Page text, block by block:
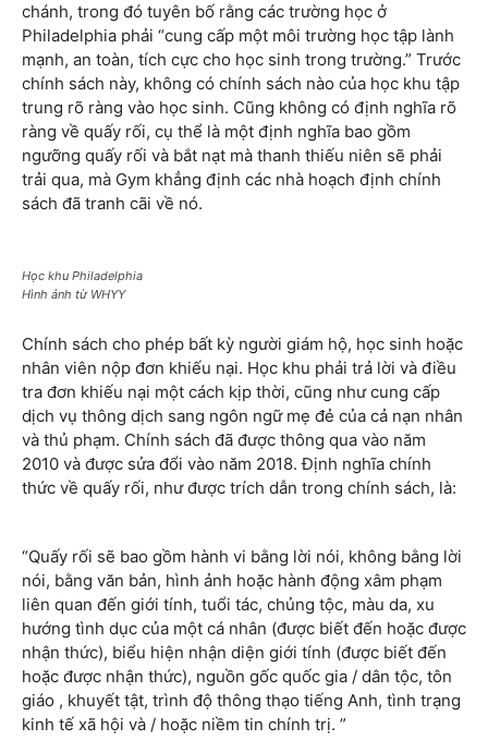
chánh, trong đó tuyên bố rằng các trường học ở
Philadelphia phải “cung cấp một môi trường học tập lành
mạnh, an toàn, tích cực cho học sinh trong trường.” Trước
chính sách này, không có chính sách nào của học khu tập
trung rõ ràng vào học sinh. Cũng không có định nghĩa rõ
ràng về quấy rối, cụ thể là một định nghĩa bao gồm
ngưỡng quấy rối và bắt nạt mà thanh thiếu niên sẽ phải
trải qua, mà Gym khẳng định các nhà hoạch định chính
sách đã tranh cãi về nó.
Học khu Philadelphia
Hình ảnh từ WHYY
Chính sách cho phép bất kỳ người giám hộ, học sinh hoặc
nhân viên nộp đơn khiếu nại. Học khu phải trả lời và điều
tra đơn khiếu nại một cách kịp thời, cũng như cung cấp
dịch vụ thông dịch sang ngôn ngữ mẹ đẻ của cả nạn nhân
và thủ phạm. Chính sách đã được thông qua vào năm
2010 và được sửa đổi vào năm 2018. Định nghĩa chính
thức về quấy rối, như được trích dẫn trong chính sách, là:
“Quấy rối sẽ bao gồm hành vi bằng lời nói, không bằng lời
nói, bằng văn bản, hình ảnh hoặc hành động xâm phạm
liên quan đến giới tính, tuổi tác, chủng tộc, màu da, xu
hướng tình dục của một cá nhân (được biết đến hoặc được
nhận thức), biểu hiện nhận diện giới tính (được biết đến
hoặc được nhận thức), nguồn gốc quốc gia / dân tộc, tôn
giáo , khuyết tật, trình độ thông thạo tiếng Anh, tình trạng
kinh tế xã hội và / hoặc niềm tin chính trị. ”